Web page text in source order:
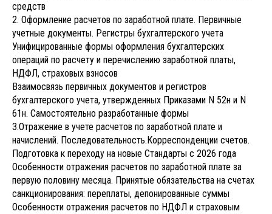
средств
2. Оформление расчетов по заработной плате. Первичные
учетные документы. Регистры бухгалтерского учета
Унифицированные формы оформления бухгалтерских
операций по расчету и перечислению заработной платы,
НДФЛ, страховых взносов
Взаимосвязь первичных документов и регистров
бухгалтерского учета, утвержденных Приказами N 52н и N
61н. Самостоятельно разработанные формы
3.Отражение в учете расчетов по заработной плате и
начислений. Последовательность.Корреспонденции счетов.
Подготовка к переходу на новые Стандарты с 2026 года
Особенности отражения расчетов по заработной плате за
первую половину месяца. Принятые обязательства на счетах
санкционирования: переплаты, депонированные суммы
Особенности отражения расчетов по НДФЛ и страховым